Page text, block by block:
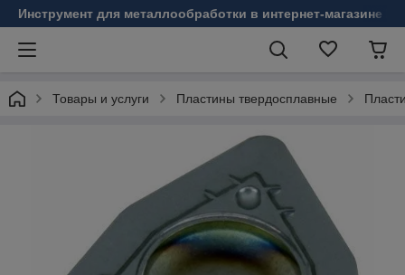
Инструмент для металлообработки в интернет-магазине
Товары и услуги Пластины твердосплавные